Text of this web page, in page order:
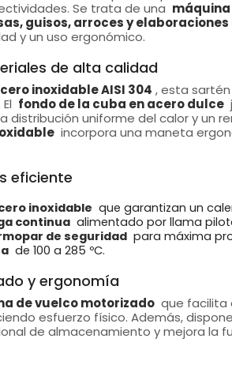
Se trata de una
guisos, arroces y
y un uso ergonómico.
de alta calidad
inoxidable AISI 304 , esta
fondo de la cuba en acero dulce
distribución uniforme del calor y un
incorpora una maneta
eficiente
inoxidable que garantizan un
continua alimentado por llama
de seguridad para máxima
de 100 a 285 ºC.
y ergonomía
de vuelco motorizado que facilita
esfuerzo físico. Además,
de almacenamiento y mejora la